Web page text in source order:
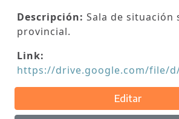
Descripción: Sala de situación
provincial.
Link:
https://drive.google.com/file/d/
Editar